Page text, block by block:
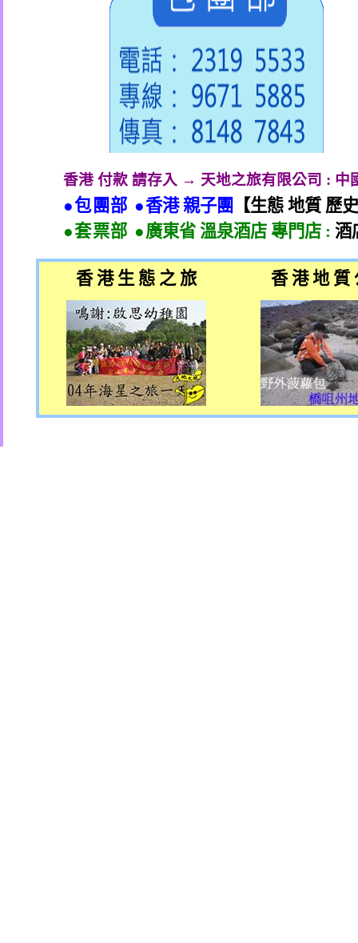
香港 付款 請存入 → 天地之旅有限公司 : 中
●包團部 ●香港 親子團
【生態 地質 歷
●套票部 ●廣東省 溫泉酒店 專門店 : 酒
香 港 生 態 之 旅 香 港 地 質